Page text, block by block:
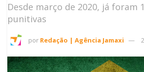
Desde março de 2020, já foram
punitivas
por Redação | Agência Jamaxi